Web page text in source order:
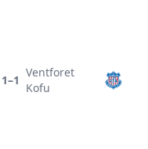
1–1
Ventforet
Kofu